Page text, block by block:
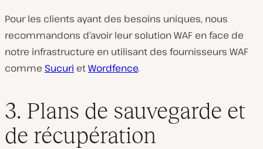
Pour les clients ayant des besoins uniques, nous
recommandons d’avoir leur solution WAF en face de
notre infrastructure en utilisant des fournisseurs WAF
comme Sucuri etWordfence.
3. Plans de sauvegarde et
de récupération